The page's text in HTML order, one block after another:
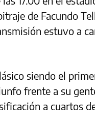
de Facundo
estuvo a
siendo el
frente a su
a cuartos